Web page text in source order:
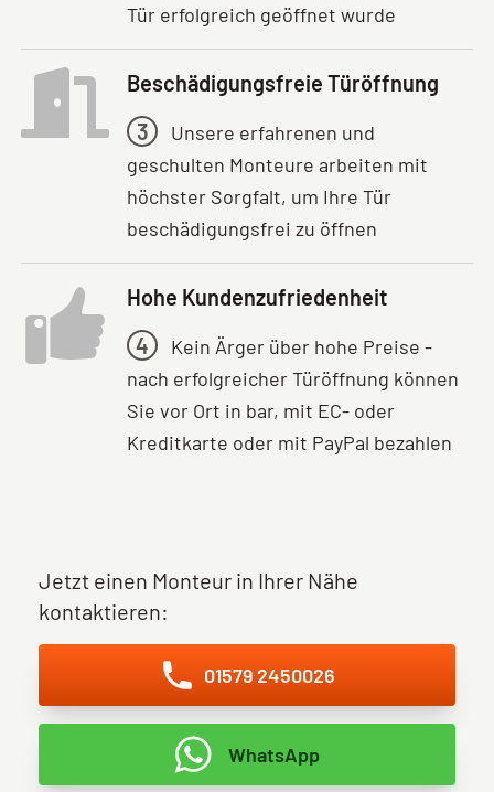
Tür erfolgreich geöffnet wurde
Beschädigungsfreie Türöffnung
3
Unsere erfahrenen und
geschulten Monteure arbeiten mit
höchster Sorgfalt, um Ihre Tür
beschädigungsfrei zu öffnen
Hohe Kundenzufriedenheit
4
Kein Ärger über hohe Preise -
nach erfolgreicher Türöffnung können
Sie vor Ort in bar, mit EC- oder
Kreditkarte oder mit PayPal bezahlen
Jetzt einen Monteur in Ihrer Nähe
kontaktieren:
01579 2450026
WhatsApp